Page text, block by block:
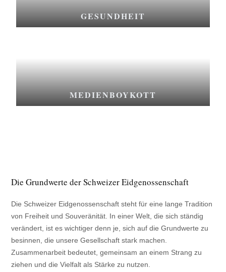
GESUNDHEIT
MEDIENBOYKOTT
Die Grundwerte der Schweizer Eidgenossenschaft
Die Schweizer Eidgenossenschaft steht für eine lange Tradition
von Freiheit und Souveränität. In einer Welt, die sich ständig
verändert, ist es wichtiger denn je, sich auf die Grundwerte zu
besinnen, die unsere Gesellschaft stark machen.
Zusammenarbeit bedeutet, gemeinsam an einem Strang zu
ziehen und die Vielfalt als Stärke zu nutzen.